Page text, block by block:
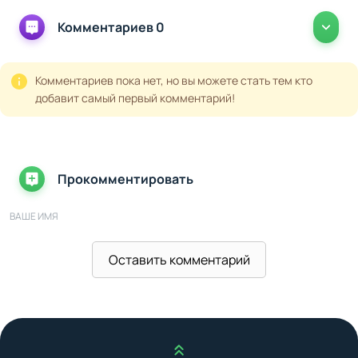
Комментариев 0
Комментариев пока нет, но вы можете стать тем кто
добавит самый первый комментарий!
Прокомментировать
ВАШЕ ИМЯ
Оставить комментарий
Наверх